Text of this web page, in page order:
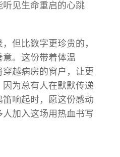
听见生命重启的心跳
但比数字更珍贵的，
。这份带着体温
越病房的窗户，让更
为总有人在默默传递
响起时，愿这份感动
加入这场用热血书写